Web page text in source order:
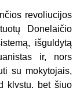
revoliucijos
Donelaičio
išguldytą
ir, nors
su mokytojais,
klystu, bet šiuo